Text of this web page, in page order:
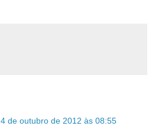
4 de outubro de 2012 às 08:55